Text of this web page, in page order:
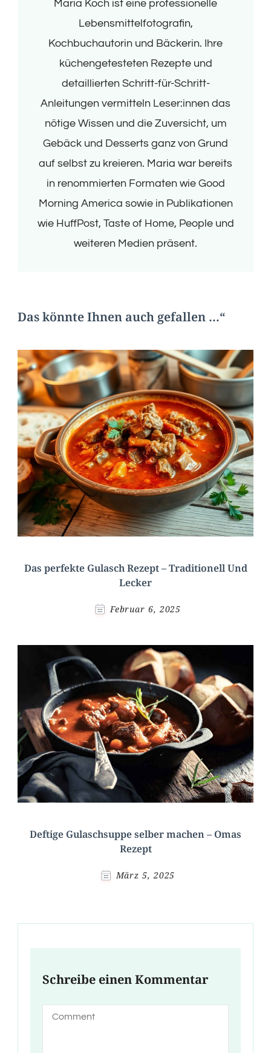
Maria Koch ist eine professionelle
Lebensmittelfotografin,
Kochbuchautorin und Bäckerin. Ihre
küchengetesteten Rezepte und
detaillierten Schritt-für-Schritt-
Anleitungen vermitteln Leser:innen das
nötige Wissen und die Zuversicht, um
Gebäck und Desserts ganz von Grund
auf selbst zu kreieren. Maria war bereits
in renommierten Formaten wie Good
Morning America sowie in Publikationen
wie HuffPost, Taste of Home, People und
weiteren Medien präsent.
Das könnte Ihnen auch gefallen …“
Das perfekte Gulasch Rezept – Traditionell Und
Lecker
Februar 6, 2025
Deftige Gulaschsuppe selber machen – Omas
Rezept
März 5, 2025
Schreibe einen Kommentar